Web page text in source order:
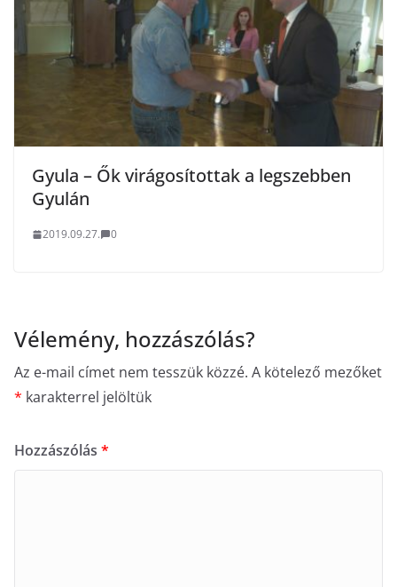
Gyula – Ők virágosítottak a legszebben
Gyulán
2019.09.27. 0
Vélemény, hozzászólás?
Az e-mail címet nem tesszük közzé. A kötelező mezőket
* karakterrel jelöltük
Hozzászólás *